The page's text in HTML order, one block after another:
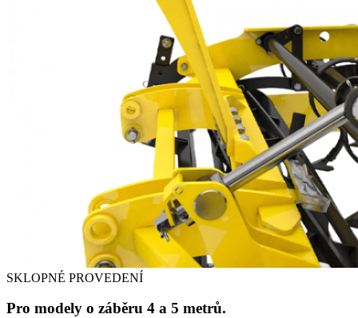
SKLOPNÉ PROVEDENÍ
Pro modely o záběru 4 a 5 metrů.